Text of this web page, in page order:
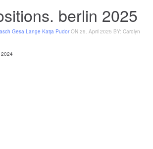
berlin 2025
Gesa Lange Katja Pudor ON 29. April 2025 BY: Carolyn